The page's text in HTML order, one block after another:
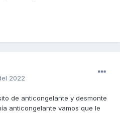
2022
de anticongelante y desmonte
anticongelante vamos que le